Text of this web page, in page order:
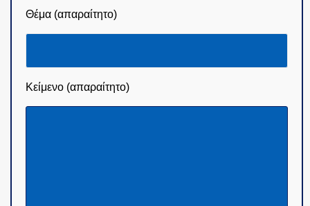
Θέμα (απαραίτητο)
Κείμενο (απαραίτητο)